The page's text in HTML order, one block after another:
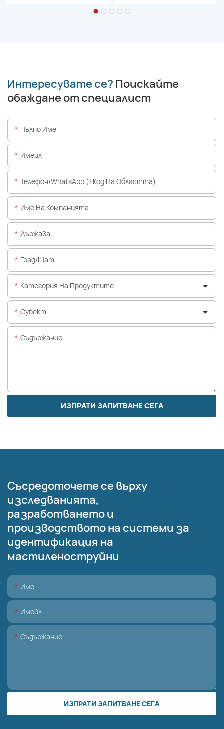
Интересувате се? Поискайте
обаждане от специалист
Пълно Име
Имейл
Телефон/WhatsApp (+Код На Областта)
Име На Компанията
Държава
Град/щат
Категория На Продуктите
Субект
Съдържание
ИЗПРАТИ ЗАПИТВАНЕ СЕГА
Съсредоточете се върху
изследванията,
разработването и
производството на системи за
идентификация на
мастиленоструйни
Име
Имейл
Съдържание
ИЗПРАТИ ЗАПИТВАНЕ СЕГА